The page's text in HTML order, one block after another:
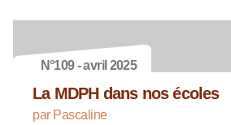
N°109 - avril 2025
La MDPH dans nos écoles
par Pascaline